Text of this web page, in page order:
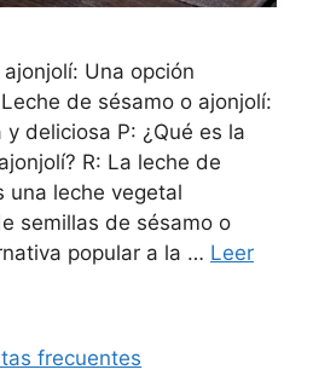
Una opción
de sésamo o ajonjolí:
deliciosa P: ¿Qué es la
R: La leche de
una leche vegetal
semillas de sésamo o
popular a la … Leer
frecuentes